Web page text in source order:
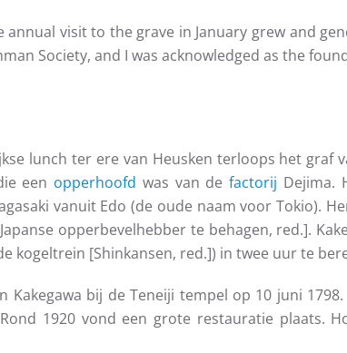
visit to the grave in January grew and
Society, and I was acknowledged as the
lunch ter ere van Heusken terloops het graf
een opperhoofd was van defactorij Dejima.
vanuit Edo (de oude naam voor Tokio).
opperbevelhebber te behagen, red.].
kogeltrein [Shinkansen, red.]) in twee uur te
bij de Teneiji tempel op 10 juni
1920 vond een grote restauratie plaats.